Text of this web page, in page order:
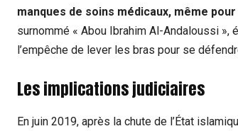
manques de soins médicaux, même
surnommé « Abou Ibrahim Al-Andaloussi
l’empêche de lever les bras pour se
Les implications judiciaires
En juin 2019, après la chute de l’État